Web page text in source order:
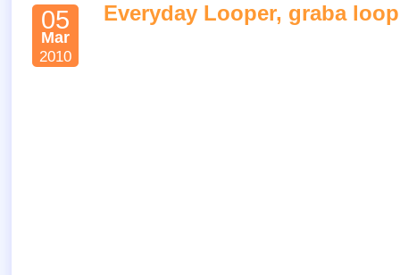
Everyday Looper, graba
05
Mar
2010